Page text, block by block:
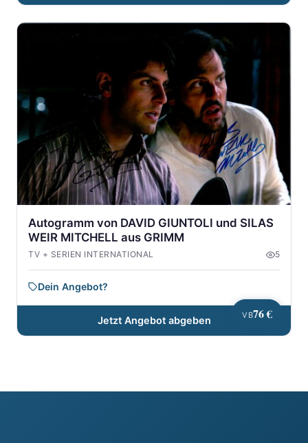
VB76 €
Autogramm von DAVID GIUNTOLI und SILAS
WEIR MITCHELL aus GRIMM
TV + SERIEN INTERNATIONAL 5
Dein Angebot?
Jetzt Angebot abgeben